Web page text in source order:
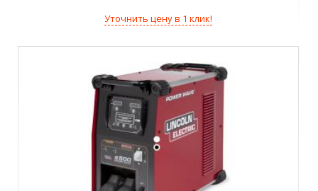
Уточнить цену в 1 клик!